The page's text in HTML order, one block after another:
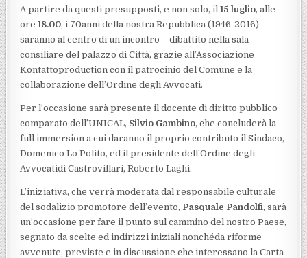
A partire da questi presupposti, e non solo, il15 luglio, alle
ore18.00, i 70anni della nostra Repubblica (1946-2016)
saranno al centro di un incontro – dibattito nella sala
consiliare del palazzo di Città, grazie all’Associazione
Kontattoproduction con il patrocinio del Comune e la
collaborazione dell’Ordine degli Avvocati.
Per l’occasione sarà presente il docente di diritto pubblico
comparato dell’UNICAL, Silvio Gambino, che concluderà la
full immersion a cui daranno il proprio contributo il Sindaco,
Domenico Lo Polito, ed il presidente dell’Ordine degli
Avvocatidi Castrovillari, Roberto Laghi.
L’iniziativa, che verrà moderata dal responsabile culturale
del sodalizio promotore dell’evento, Pasquale Pandolfi, sarà
un’occasione per fare il punto sul cammino del nostro Paese,
segnato da scelte ed indirizzi iniziali nonchéda riforme
avvenute, previste e in discussione che interessano la Carta